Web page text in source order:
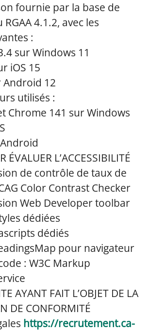
fournie par la base de
4.1.2, avec les
:
sur Windows 11
iOS 15
Android 12
utilisés :
Chrome 141 sur Windows
ÉVALUER L’ACCESSIBILITÉ
de contrôle de taux de
Color Contrast Checker
Web Developer toolbar
dédiées
dédiés
pour navigateur
: W3C Markup
AYANT FAIT L’OBJET DE LA
DE CONFORMITÉ
https://recrutement.ca-